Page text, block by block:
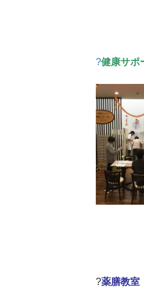
?健康サポ
?薬膳教室